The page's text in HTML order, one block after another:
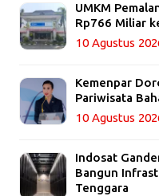
UMKM
Rp766 Miliar
10 Agustus
Kemenpar
Pariwisata
10 Agustus
Indosat
Bangun
Tenggara